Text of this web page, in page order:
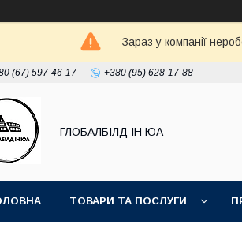
Зараз у компанії
(67) 597-46-17 +380 (95) 628-17-88
ГЛОБАЛБІЛД ІН ЮА
ТОВАРИ ТА ПОСЛУГИ